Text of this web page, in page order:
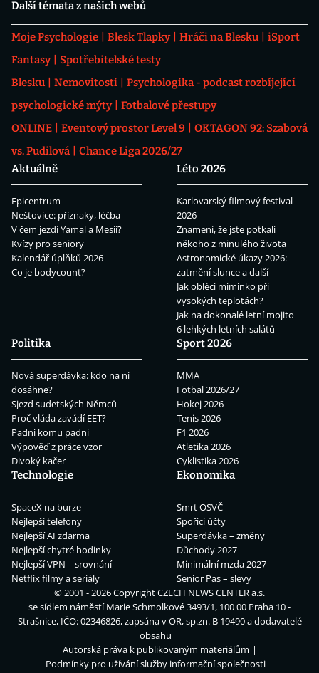
Další témata z našich webů
Moje Psychologie Blesk Tlapky Hráči na Blesku
iSport
Fantasy
Spotřebitelské testy
Blesku
Nemovitosti
Psychologika - podcast rozbíjející
psychologické mýty
Fotbalové přestupy
ONLINE
Eventový prostor Level 9
OKTAGON 92: Szabová
vs. Pudilová
Chance Liga 2026/27
Aktuálně
Epicentrum
Neštovice: příznaky, léčba
V čem jezdí Yamal a Mesii?
Kvízy pro seniory
Kalendář úplňků 2026
Co je bodycount?
Léto 2026
Karlovarský filmový festival
2026
Znamení, že jste potkali
někoho z minulého života
Astronomické úkazy 2026:
zatmění slunce a další
Jak obléci miminko při
vysokých teplotách?
Jak na dokonalé letní mojito
6 lehkých letních salátů
Politika
Nová superdávka: kdo na ní
dosáhne?
Sjezd sudetských Němců
Proč vláda zavádí EET?
Padni komu padni
Výpověď z práce vzor
Divoký kačer
Sport 2026
MMA
Fotbal 2026/27
Hokej 2026
Tenis 2026
F1 2026
Atletika 2026
Cyklistika 2026
Technologie
SpaceX na burze
Nejlepší telefony
Nejlepší AI zdarma
Nejlepší chytré hodinky
Nejlepší VPN – srovnání
Netflix filmy a seriály
Ekonomika
Smrt OSVČ
Spořicí účty
Superdávka – změny
Důchody 2027
Minimální mzda 2027
Senior Pas – slevy
© 2001 - 2026 CopyrightCZECH NEWS CENTER a.s.
se sídlem náměstí Marie Schmolkové 3493/1, 100 00 Praha 10 -
Strašnice, IČO: 02346826, zapsána v OR, sp.zn. B 19490 a dodavatelé
obsahu
Autorská práva k publikovaným materiálům
Podmínky pro užívání služby informační společnosti